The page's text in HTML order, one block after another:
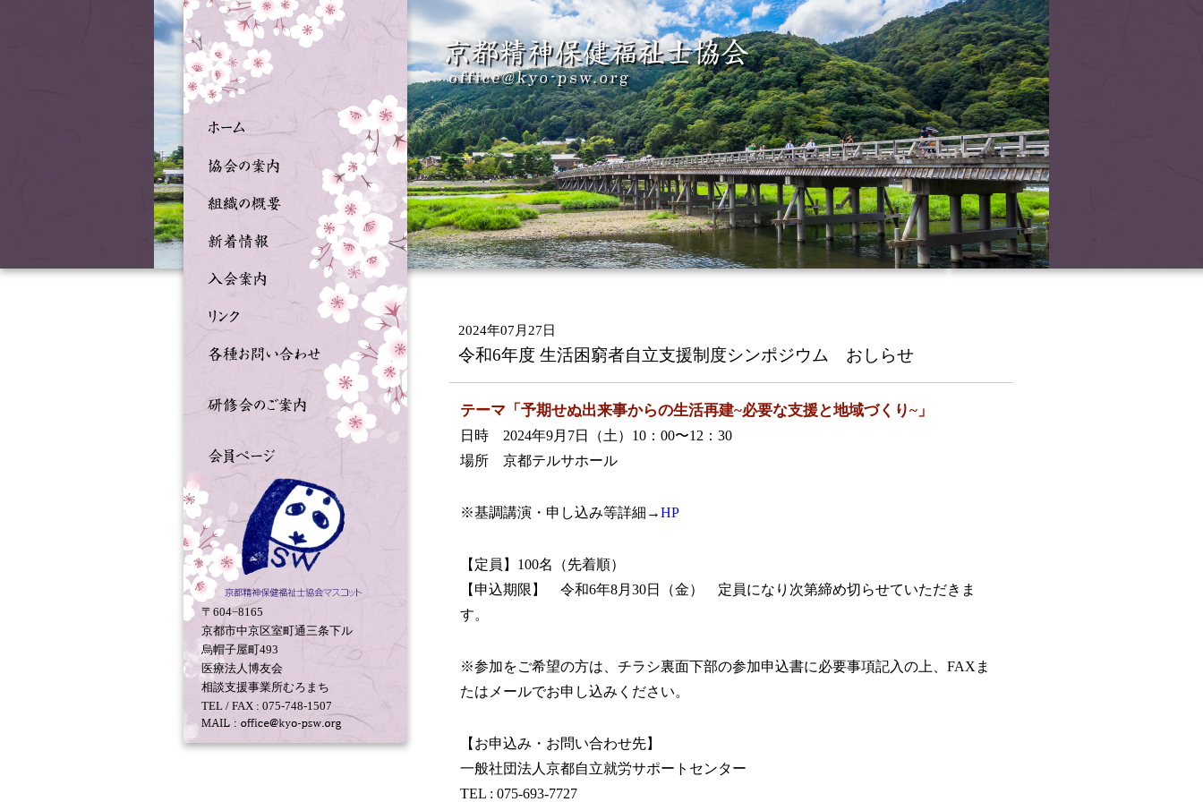
〒604−8165
京都市中京区室町通三条下ル
烏帽子屋町493
医療法人博友会
相談支援事業所むろまち
TEL / FAX : 075-748-1507
2024年07月27日
令和6年度 生活困窮者自立支援制度シンポジウム おしらせ
テーマ「予期せぬ出来事からの生活再建~必要な支援と地域づくり~」
日時 2024年9月7日（土）10：00〜12：30
場所 京都テルサホール
※基調講演・申し込み等詳細→HP
【定員】100名（先着順）
【申込期限】 令和6年8月30日（金） 定員になり次第締め切らせていただきま
す。
※参加をご希望の方は、チラシ裏面下部の参加申込書に必要事項記入の上、FAXま
たはメールでお申し込みください。
【お申込み・お問い合わせ先】
一般社団法人京都自立就労サポートセンター
TEL : 075-693-7727